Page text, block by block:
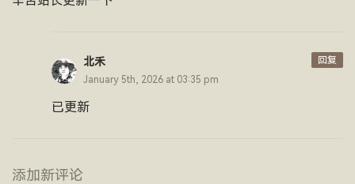
北禾
January 5th, 2026 at 03:35 pm
已更新
回复
添加新评论